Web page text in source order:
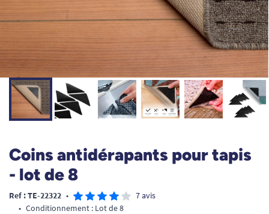
Coins antidérapants pour tapis
- lot de 8
Ref : TE-22322 •
7 avis
• Conditionnement : Lot de 8